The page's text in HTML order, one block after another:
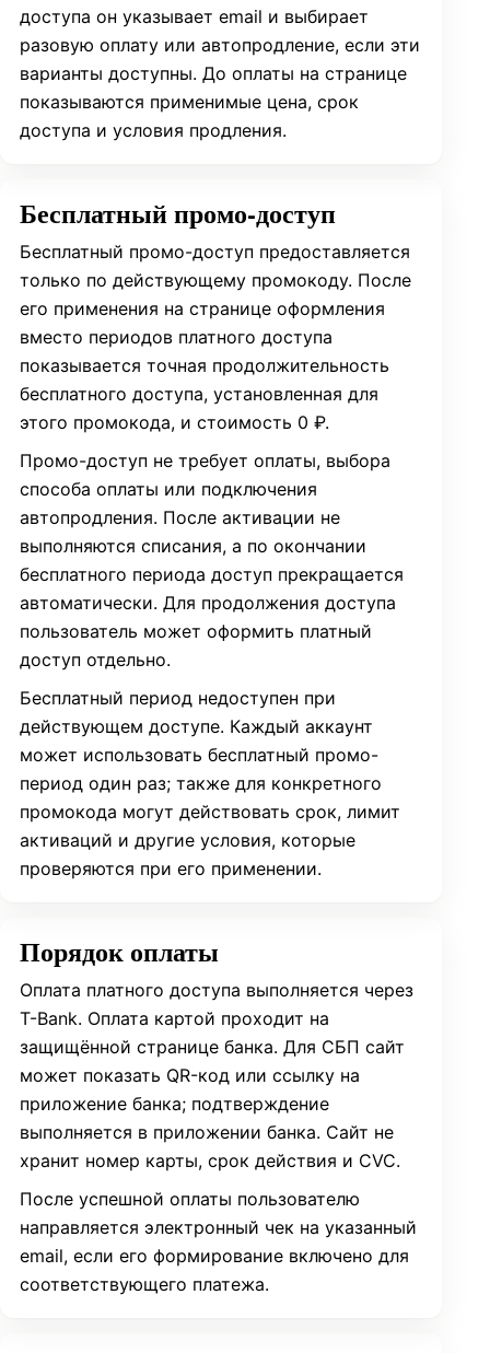
доступа он указывает email и выбирает
разовую оплату или автопродление, если эти
варианты доступны. До оплаты на странице
показываются применимые цена, срок
доступа и условия продления.
Бесплатный промо-доступ
Бесплатный промо-доступ предоставляется
только по действующему промокоду. После
его применения на странице оформления
вместо периодов платного доступа
показывается точная продолжительность
бесплатного доступа, установленная для
этого промокода, и стоимость 0 ₽.
Промо-доступ не требует оплаты, выбора
способа оплаты или подключения
автопродления. После активации не
выполняются списания, а по окончании
бесплатного периода доступ прекращается
автоматически. Для продолжения доступа
пользователь может оформить платный
доступ отдельно.
Бесплатный период недоступен при
действующем доступе. Каждый аккаунт
может использовать бесплатный промо-
период один раз; также для конкретного
промокода могут действовать срок, лимит
активаций и другие условия, которые
проверяются при его применении.
Порядок оплаты
Оплата платного доступа выполняется через
T-Bank. Оплата картой проходит на
защищённой странице банка. Для СБП сайт
может показать QR-код или ссылку на
приложение банка; подтверждение
выполняется в приложении банка. Сайт не
хранит номер карты, срок действия и CVC.
После успешной оплаты пользователю
направляется электронный чек на указанный
email, если его формирование включено для
соответствующего платежа.